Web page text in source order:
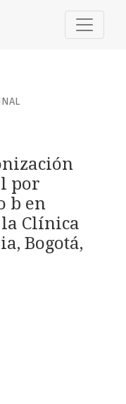
y rectovaginal
por
b en
la Clínica
Bogotá,